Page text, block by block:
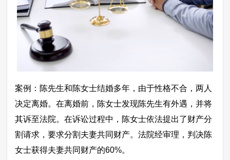
案例：陈先生和陈女士结婚多年，由于性格不合，两人
决定离婚。在离婚前，陈女士发现陈先生有外遇，并将
其诉至法院。在诉讼过程中，陈女士依法提出了财产分
割请求，要求分割夫妻共同财产。法院经审理，判决陈
女士获得夫妻共同财产的60%。